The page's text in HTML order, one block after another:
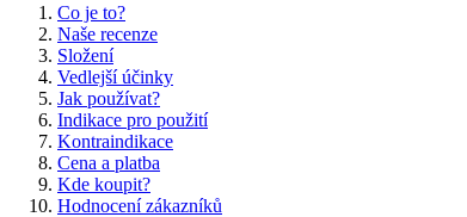
Co je to?
Naše recenze
Složení
Vedlejší účinky
Jak používat?
Indikace pro použití
Kontraindikace
Cena a platba
Kde koupit?
Hodnocení zákazníků